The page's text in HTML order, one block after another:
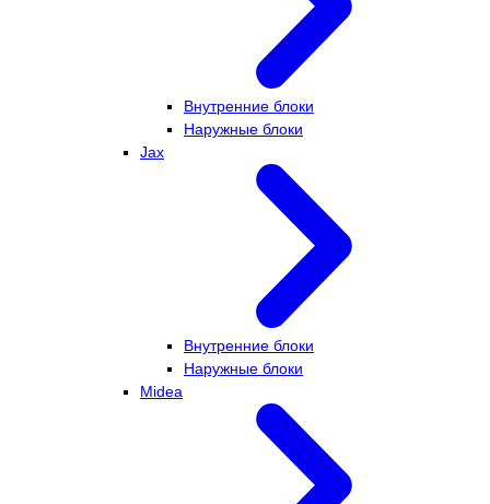
Внутренние блоки
Наружные блоки
Jax
Внутренние блоки
Наружные блоки
Midea